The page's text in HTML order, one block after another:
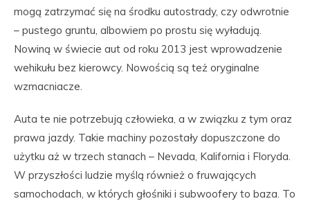
mogą zatrzymać się na środku autostrady, czy odwrotnie
– pustego gruntu, albowiem po prostu się wyładują.
Nowiną w świecie aut od roku 2013 jest wprowadzenie
wehikułu bez kierowcy. Nowością są też oryginalne
wzmacniacze.
Auta te nie potrzebują człowieka, a w związku z tym oraz
prawa jazdy. Takie machiny pozostały dopuszczone do
użytku aż w trzech stanach – Nevada, Kalifornia i Floryda.
W przyszłości ludzie myślą również o fruwających
samochodach, w których głośniki i subwoofery to baza. To